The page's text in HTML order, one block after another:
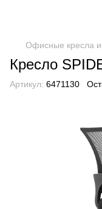
Офисные кресла и
Кресло
Артикул: 6471130